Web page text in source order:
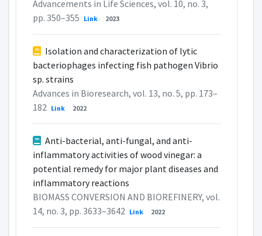
Advancements in Life Sciences, vol. 10, no. 3,
pp. 350–355 Link 2023
Isolation and characterization of lytic
bacteriophages infecting fish pathogen Vibrio
sp. strains
Advances in Bioresearch, vol. 13, no. 5, pp. 173–
182 Link 2022
Anti-bacterial, anti-fungal, and anti-
inflammatory activities of wood vinegar: a
potential remedy for major plant diseases and
inflammatory reactions
BIOMASS CONVERSION AND BIOREFINERY, vol.
14, no. 3, pp. 3633–3642 Link 2022